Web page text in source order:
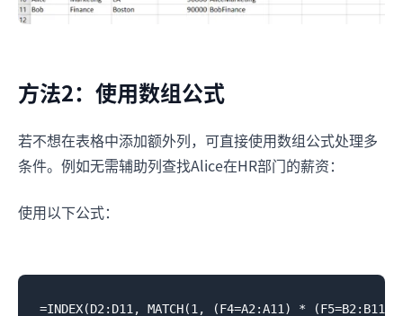
方法2：使用数组公式
若不想在表格中添加额外列，可直接使用数组公式处理多
条件。例如无需辅助列查找Alice在HR部门的薪资：
使用以下公式：